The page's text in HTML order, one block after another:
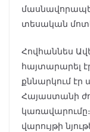
տեսական
Հովհաննես
հայտարարել
քննարկում էր
Հայաստանի
վարույթի